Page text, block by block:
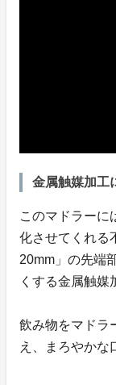
金属触媒加工
このマドラーに
化させてくれる
20mm」の先端
くする金属触媒
飲み物をマドラ
え、まろやかな